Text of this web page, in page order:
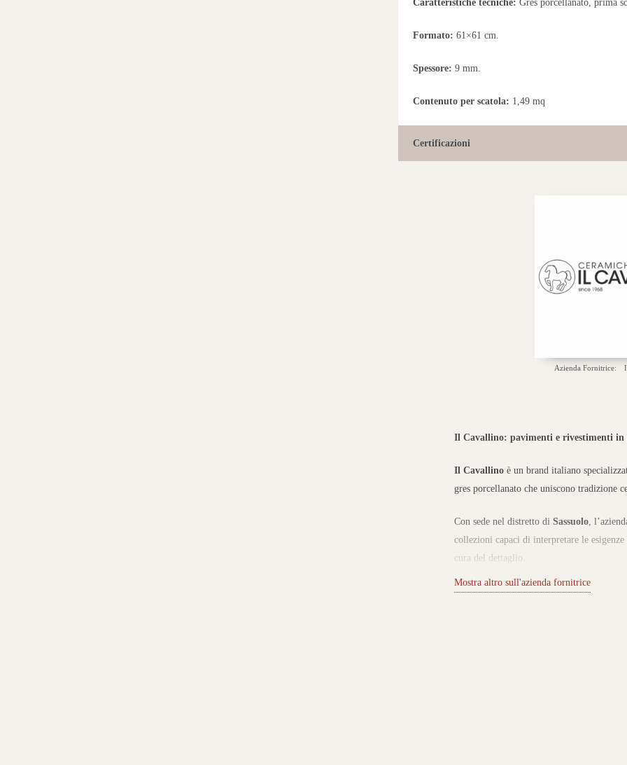
Caratteristiche tecniche: Gres porcellanato, prima
Formato: 61×61 cm.
Spessore: 9 mm.
Contenuto per scatola: 1,49 mq
Certificazioni
Azienda Fornitrice:
Il Cavallino: pavimenti e rivestimenti in
Il Cavallinoè un brand italiano
gres porcellanato che uniscono tradizione
Con sede nel distretto di Sassuolo,
collezioni capaci di interpretare le
cura del dettaglio.
Collezioni per interni ed esterni
Mostra altro sull'azienda fornitrice